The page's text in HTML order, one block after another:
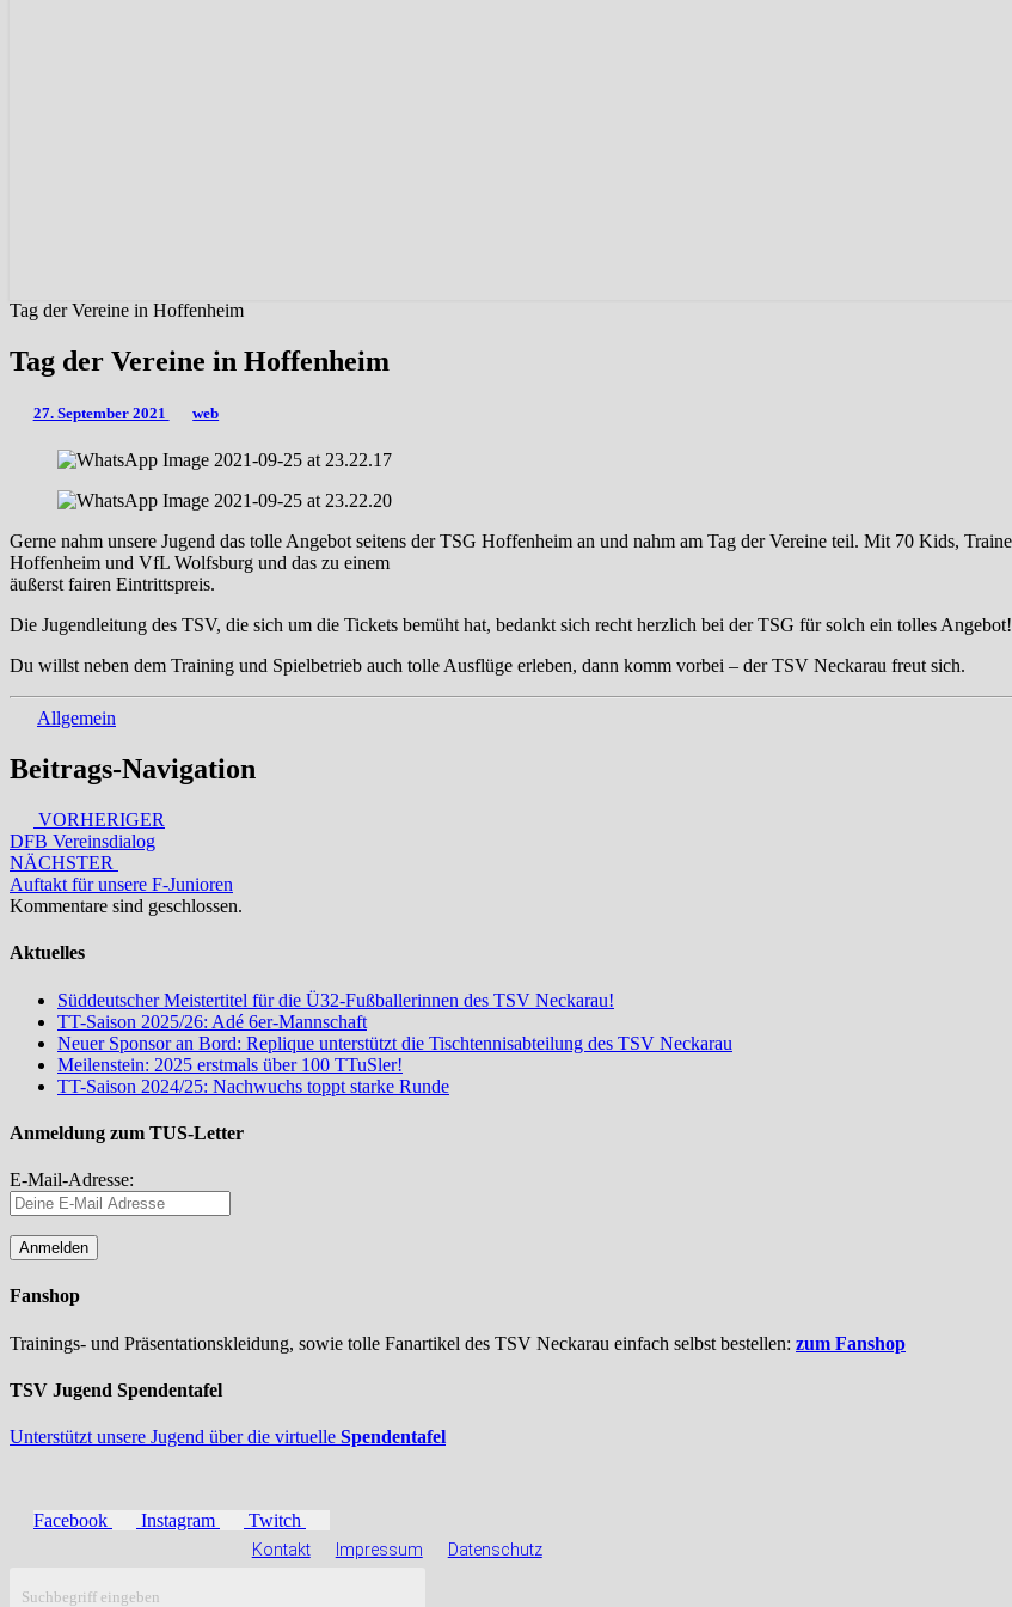
Tag der Vereine in Hoffenheim
Tag der Vereine in Hoffenheim
27. September 2021 web
Gerne nahm unsere Jugend das tolle Angebot seitens der TSG Hoffenheim an und nahm am Tag der Vereine teil. Mit 70 Kids,
Hoffenheim und VfL Wolfsburg und das zu einem
äußerst fairen Eintrittspreis.
Die Jugendleitung des TSV, die sich um die Tickets bemüht hat, bedankt sich recht herzlich bei der TSG für solch ein tolles Angebot!
Du willst neben dem Training und Spielbetrieb auch tolle Ausflüge erleben, dann komm vorbei – der TSV Neckarau freut sich.
Allgemein
Beitrags-Navigation
VORHERIGER
DFB Vereinsdialog
NÄCHSTER
Auftakt für unsere F-Junioren
Kommentare sind geschlossen.
Aktuelles
Süddeutscher Meistertitel für die Ü32-Fußballerinnen des TSV Neckarau!
TT-Saison 2025/26: Adé 6er-Mannschaft
Neuer Sponsor an Bord: Replique unterstützt die Tischtennisabteilung des TSV Neckarau
Meilenstein: 2025 erstmals über 100 TTuSler!
TT-Saison 2024/25: Nachwuchs toppt starke Runde
Anmeldung zum TUS-Letter
E-Mail-Adresse:
Fanshop
Trainings- und Präsentationskleidung, sowie tolle Fanartikel des TSV Neckarau einfach selbst bestellen: zum Fanshop
TSV Jugend Spendentafel
Unterstützt unsere Jugend über die virtuelle Spendentafel
Facebook Instagram Twitch
Kontakt Impressum Datenschutz